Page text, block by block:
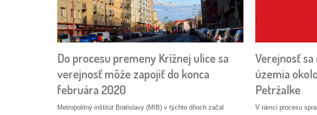
Do procesu premeny Krížnej ulice sa
verejnosť môže zapojiť do konca
februára 2020
Metropolitný inštitút Bratislavy (MIB) v týchto dňoch začal
Verejnosť
územia
Petržalke
V rámci procesu